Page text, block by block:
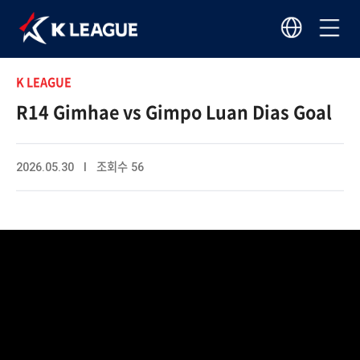
K LEAGUE
R14 Gimhae vs Gimpo Luan Dias Goal
2026.05.30 I 조회수 56